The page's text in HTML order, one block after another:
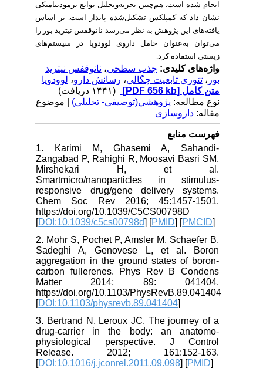
انجام شده است. هم‌چنین تجزیه‌وتحلیل توابع ترمودینامیکی
نشان داد که کمپلکس تشکیل‌شده پایدار است. بر اساس
یافته‌های این پژوهش به نظر می‌رسدنانوقفس نیترید بور را
می‌توان
به‌عنوان حامل داروی لوودوپا در
سیستم‌های
زیستی استفاده کرد.
واژه‌های کلیدی:جذب سطحی،نانوقفس نیترید
بور، تئوری تابعیت چگالی،رسانش دارو ،لوودوپا
متن کامل[PDF 656 kb]
نوع مطالعه:پژوهشي(توصیفی- تحلیلی) | موضوع
مقاله:داروسازی
فهرست منابع
1. Karimi M, Ghasemi A, Sahandi-
Zangabad P, Rahighi R, Moosavi Basri SM,
Mirshekari H, et al.
Smartmicro/nanoparticles in stimulus-
responsive drug/gene delivery systems.
Chem Soc Rev 2016; 45:1457-1501.
https://doi.org/10.1039/C5CS00798D
[DOI:10.1039/c5cs00798d] [PMID] [PMCID
2. Mohr S, Pochet P, Amsler M, Schaefer B,
Sadeghi A, Genovese L, et al. Boron
aggregation in the ground states of boron-
carbon fullerenes. Phys Rev B Condens
Matter 2014; 89: 041404.
https://doi.org/10.1103/PhysRevB.89.041404
[DOI:10.1103/physrevb.89.041404
3. Bertrand N, Leroux JC. The journey of a
drug-carrier in the body: an anatomo-
physiological perspective. J Control
Release. 2012; 161:152-163.
[DOI:10.1016/j.jconrel.2011.09.098] [PMID